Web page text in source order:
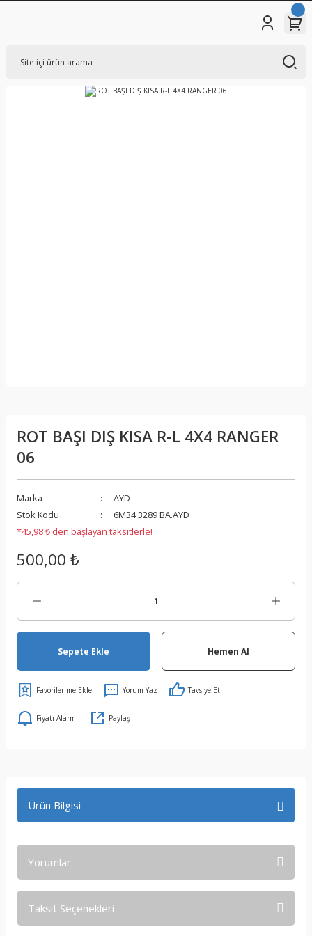
ROT BAŞI DIŞ KISA R-L 4X4 RANGER
06
Marka
AYD
Stok Kodu
6M34 3289 BA.AYD
*45,98 ₺ den başlayan taksitlerle!
500,00 ₺
Sepete Ekle Hemen Al
Yorum Yaz Tavsiye Et
Fiyatı Alarmı Paylaş
Ürün Bilgisi
Yorumlar
Taksit Seçenekleri